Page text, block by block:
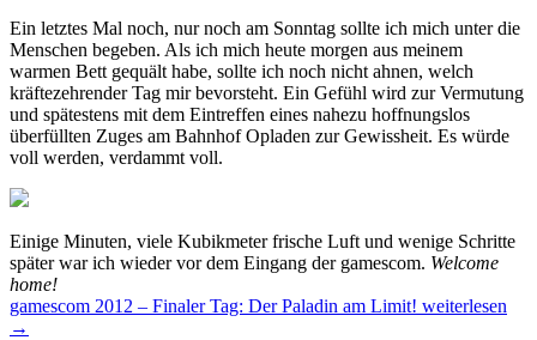
Ein letztes Mal noch, nur noch am Sonntag sollte ich mich unter die
Menschen begeben. Als ich mich heute morgen aus meinem
warmen Bett gequält habe, sollte ich noch nicht ahnen, welch
kräftezehrender Tag mir bevorsteht. Ein Gefühl wird zur Vermutung
und spätestens mit dem Eintreffen eines nahezu hoffnungslos
überfüllten Zuges am Bahnhof Opladen zur Gewissheit. Es würde
voll werden, verdammt voll.
Einige Minuten, viele Kubikmeter frische Luft und wenige Schritte
später war ich wieder vor dem Eingang der gamescom. Welcome
home!
gamescom 2012 – Finaler Tag: Der Paladin am Limit! weiterlesen
→